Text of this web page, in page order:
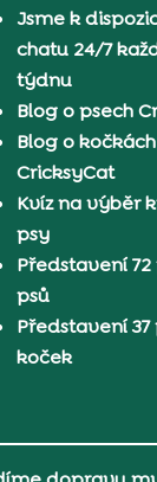
Jsme k
chatu 24/7
týdnu
Blog o psech
Blog o kočkách
CricksyCat
Kvíz na výběr
psy
Představení
psů
Představení
koček